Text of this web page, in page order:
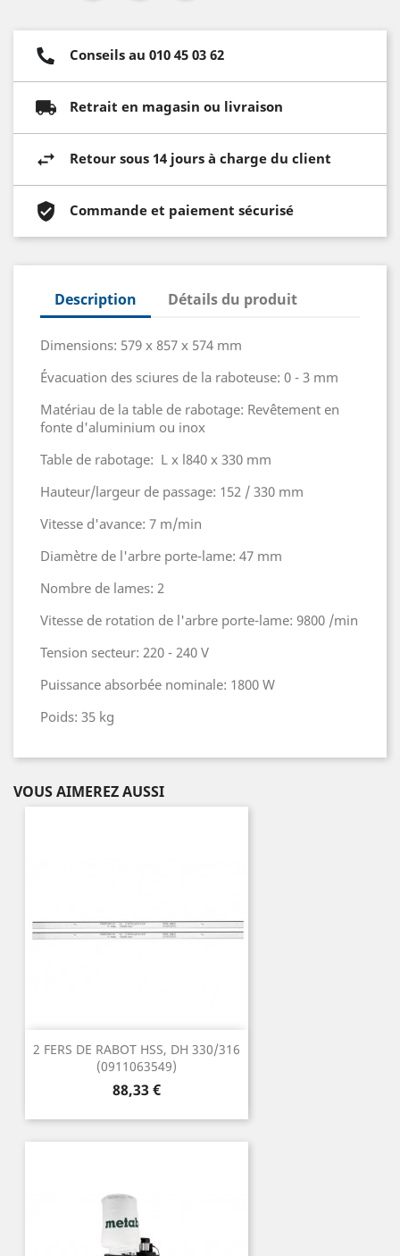
Conseils au 010 45 03 62
Retrait en magasin ou livraison
Retour sous 14 jours à charge du client
Commande et paiement sécurisé
Description Détails du produit
Dimensions: 579 x 857 x 574 mm
Évacuation des sciures de la raboteuse: 0 - 3 mm
Matériau de la table de rabotage: Revêtement en
fonte d'aluminium ou inox
Table de rabotage: L x l840 x 330 mm
Hauteur/largeur de passage: 152 / 330 mm
Vitesse d'avance: 7 m/min
Diamètre de l'arbre porte-lame: 47 mm
Nombre de lames: 2
Vitesse de rotation de l'arbre porte-lame: 9800 /min
Tension secteur: 220 - 240 V
Puissance absorbée nominale: 1800 W
Poids: 35 kg
VOUS AIMEREZ AUSSI
2 FERS DE RABOT HSS, DH 330/316
(0911063549)
Prix
88,33 €